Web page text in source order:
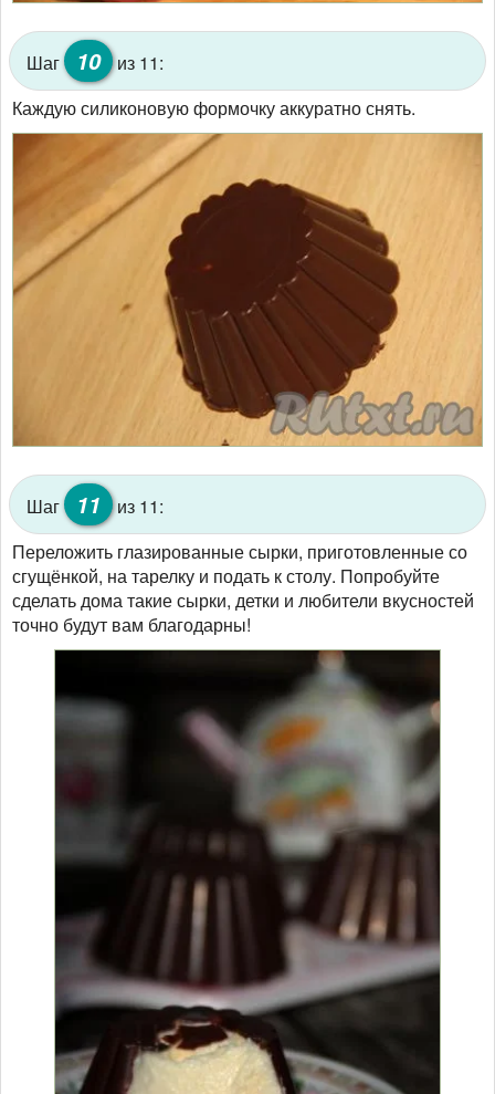
Шаг 10 из 11:
Каждую силиконовую формочку аккуратно снять.
Шаг 11 из 11:
Переложить глазированные сырки, приготовленные со
сгущёнкой, на тарелку и подать к столу. Попробуйте
сделать дома такие сырки, детки и любители вкусностей
точно будут вам благодарны!